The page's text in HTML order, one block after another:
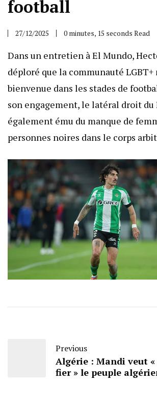
football
27/12/2025 0 minutes, 15 seconds Read
Dans un entretien à El Mundo,
déploré que la communauté LGBT+
bienvenue dans les stades de
son engagement, le latéral droit du
également ému du manque de
personnes noires dans le corps
Previous
Algérie : Mandi veut
fier » le peuple